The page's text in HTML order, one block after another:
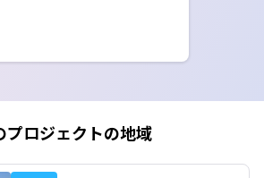
プロジェクトの地域